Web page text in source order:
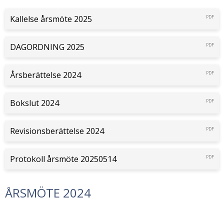
Kallelse årsmöte 2025 PDF
DAGORDNING 2025 PDF
Årsberättelse 2024 PDF
Bokslut 2024 PDF
Revisionsberättelse 2024 PDF
Protokoll årsmöte 20250514 PDF
ÅRSMÖTE 2024